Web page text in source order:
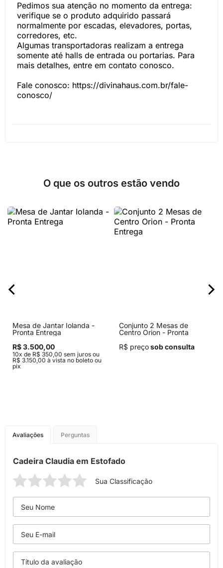
Pedimos sua atenção no momento da entrega:
verifique se o produto adquirido passará
normalmente por escadas, elevadores, portas,
corredores, etc.
Algumas transportadoras realizam a entrega
somente até halls de entrada ou portarias. Para
mais detalhes, entre em contato conosco.
Fale conosco: https://divinahaus.com.br/fale-
conosco/
O que os outros estão vendo
Mesa de Jantar Iolanda -
Pronta Entrega
R$ 3.500,00
10x de R$ 350,00 sem juros ou
R$ 3.150,00 à vista no boleto ou
pix
Conjunto 2 Mesas de
Centro Orion - Pronta
R$ preçosob consulta
Avaliações Perguntas
Cadeira Claudia em Estofado
Sua Classificação